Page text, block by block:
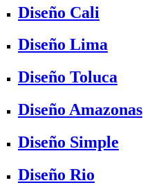
Diseño Cali
Diseño Lima
Diseño Toluca
Diseño Amazonas
Diseño Simple
Diseño Rio